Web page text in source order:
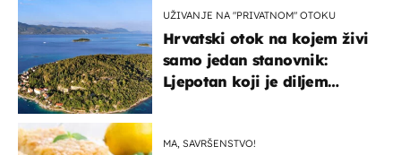
UŽIVANJE NA "PRIVATNOM" OTOKU
Hrvatski otok na kojem živi
samo jedan stanovnik:
Ljepotan koji je diljem
MA, SAVRŠENSTVO!